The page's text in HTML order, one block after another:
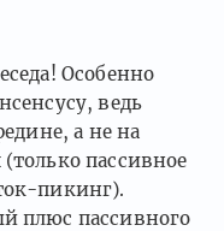
Особенно
ведь
а не на
пассивное
пикинг).
плюс пассивного